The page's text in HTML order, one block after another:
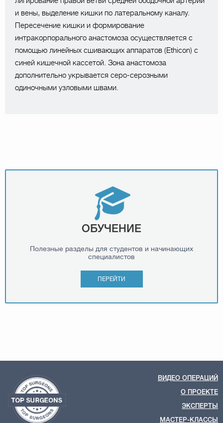
и вены, выделение кишки по латеральному каналу.
Пересечение кишки и формирование
интракорпорального анастомоза осуществляется с
помощью линейных сшивающих аппаратов (Ethicon) с
синей кишечной кассетой. Зона анастомоза
дополнительно укрывается серо-серозными
одиночными узловыми швами.
ОБУЧЕНИЕ
Полезные разделы для студентов и начинающих
специалистов
ПЕРЕЙТИ
ВИДЕО ОПЕРАЦИЙ
О ПРОЕКТЕ
ЭКСПЕРТЫ
МАСТЕР-КЛАССЫ